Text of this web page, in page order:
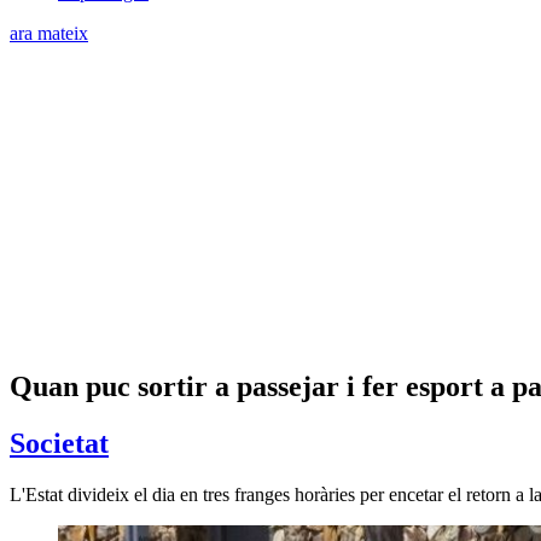
ara mateix
Quan puc sortir a passejar i fer esport a
Societat
L'Estat divideix el dia en tres franges horàries per encetar el retorn a